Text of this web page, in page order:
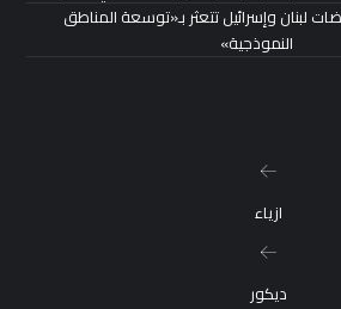
لبنان وإسرائيل تتعثر بـ«توسعة المناطق
النموذجية»
ازياء
ديكور